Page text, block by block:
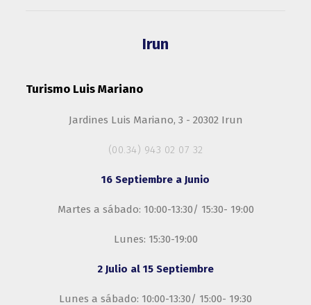
Irun
Turismo Luis Mariano
Jardines Luis Mariano, 3 - 20302 Irun
(00.34) 943 02 07 32
16 Septiembre a Junio
Martes a sábado: 10:00-13:30/ 15:30- 19:00
Lunes: 15:30-19:00
2 Julio al 15 Septiembre
Lunes a sábado: 10:00-13:30/ 15:00- 19:30